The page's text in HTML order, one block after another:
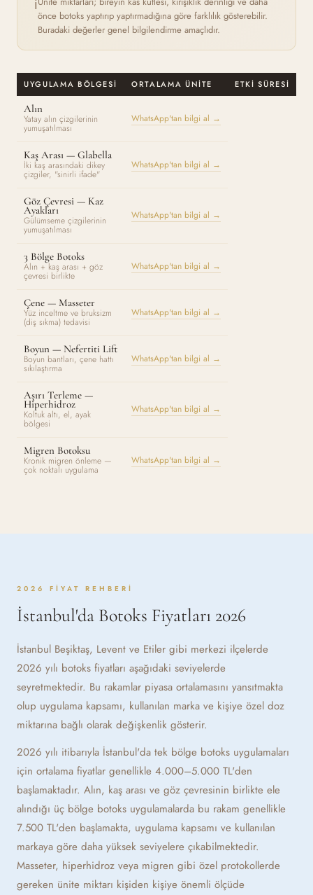
ℹ️
önce botoks yaptırıp yaptırmadığına göre farklılık gösterebilir.
Buradaki değerler genel bilgilendirme amaçlıdır.
UYGULAMA BÖLGESI ORTALAMA ÜNITE ETKI SÜRESI
Alın
Yatay alın çizgilerinin
yumuşatılması
WhatsApp'tan bilgi al →
Kaş Arası — Glabella
İki kaş arasındaki dikey
çizgiler, "sinirli ifade"
WhatsApp'tan bilgi al →
Göz Çevresi — Kaz
Ayakları
Gülümseme çizgilerinin
yumuşatılması
WhatsApp'tan bilgi al →
3 Bölge Botoks
Alın + kaş arası + göz
çevresi birlikte
WhatsApp'tan bilgi al →
Çene — Masseter
Yüz inceltme ve bruksizm
(diş sıkma) tedavisi
WhatsApp'tan bilgi al →
Boyun — Nefertiti Lift
Boyun bantları, çene hattı
sıkılaştırma
WhatsApp'tan bilgi al →
Aşırı Terleme —
Hiperhidroz
Koltuk altı, el, ayak
bölgesi
WhatsApp'tan bilgi al →
Migren Botoksu
Kronik migren önleme —
çok noktalı uygulama
WhatsApp'tan bilgi al →
2026 FIYAT REHBERI
İstanbul'da Botoks Fiyatları 2026
İstanbul Beşiktaş, Levent ve Etiler gibi merkezi ilçelerde
2026 yılı botoks fiyatları aşağıdaki seviyelerde
seyretmektedir. Bu rakamlar piyasa ortalamasını yansıtmakta
olup uygulama kapsamı, kullanılan marka ve kişiye özel doz
miktarına bağlı olarak değişkenlik gösterir.
2026 yılı itibarıyla İstanbul'da tek bölge botoks uygulamaları
için ortalama fiyatlar genellikle 4.000–5.000 TL'den
başlamaktadır. Alın, kaş arası ve göz çevresinin birlikte ele
alındığı üç bölge botoks uygulamalarda bu rakam genellikle
7.500 TL'den başlamakta, uygulama kapsamı ve kullanılan
markaya göre daha yüksek seviyelere çıkabilmektedir.
Masseter, hiperhidroz veya migren gibi özel protokollerde
gereken ünite miktarı kişiden kişiye önemli ölçüde